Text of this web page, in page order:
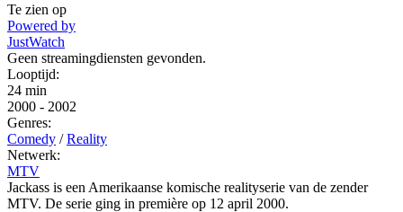
Te zien op
Powered by
JustWatch
Geen streamingdiensten gevonden.
Looptijd:
24 min
2000 - 2002
Genres:
Comedy / Reality
Netwerk:
MTV
Jackass is een Amerikaanse komische realityserie van de zender
MTV. De serie ging in première op 12 april 2000.